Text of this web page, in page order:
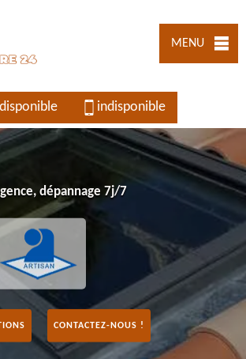
MENU
indisponible
dépannage 7j/7
CONTACTEZ-NOUS !